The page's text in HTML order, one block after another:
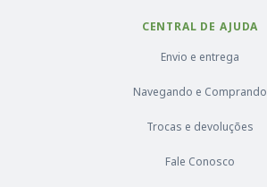
CENTRAL DE AJUDA
Envio e entrega
Navegando e Comprando
Trocas e devoluções
Fale Conosco